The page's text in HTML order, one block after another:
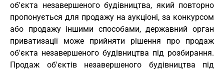
об'єкта незавершеного будівництва, який повторно
пропонується для продажу на аукціоні, за конкурсом
або продажу іншими способами, державний орган
приватизації може прийняти рішення про продаж
об'єкта незавершеного будівництва під розбирання.
Продаж об'єктів незавершеного будівництва під